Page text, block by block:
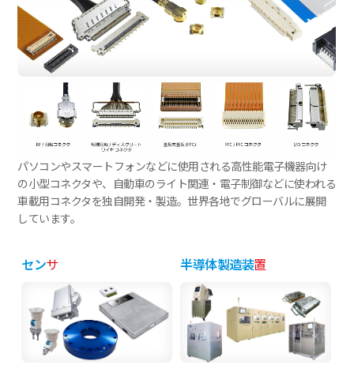
パソコンやスマートフォンなどに使用される高性能電子機器向け
の小型コネクタや、自動車のライト関連・電子制御などに使われる
車載用コネクタを独自開発・製造。世界各地でグローバルに展開
しています。
センサ 半導体製造装置